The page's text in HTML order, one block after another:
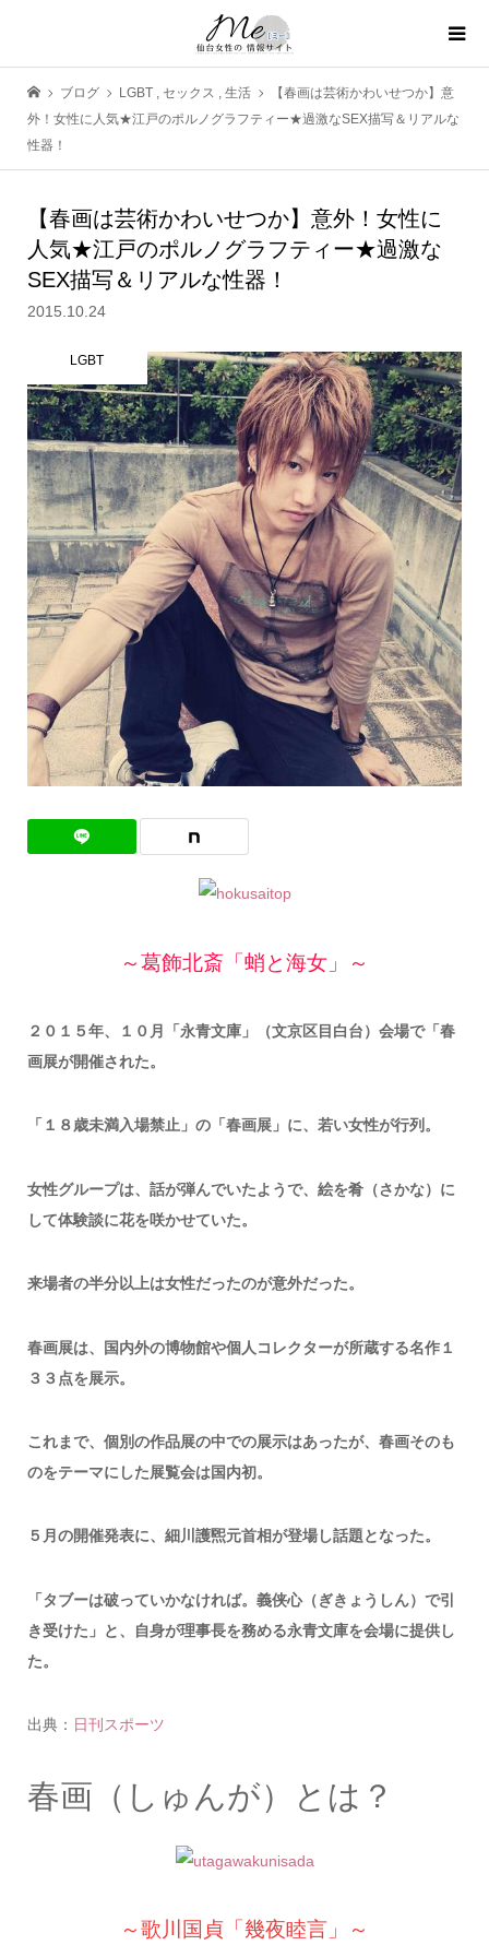
ブログ LGBT , セックス , 生活
【春画は芸術かわいせつか】意
外！女性に人気★江戸のポルノグラフティー★過激なSEX描写＆リアルな
性器！
【春画は芸術かわいせつか】意外！女性に
人気★江戸のポルノグラフティー★過激な
SEX描写＆リアルな性器！
2015.10.24
LGBT
～葛飾北斎「蛸と海女」～
２０１５年、１０月「永青文庫」（文京区目白台）会場で「春
画展が開催された。
「１８歳未満入場禁止」の「春画展」に、若い女性が行列。
女性グループは、話が弾んでいたようで、絵を肴（さかな）に
して体験談に花を咲かせていた。
来場者の半分以上は女性だったのが意外だった。
春画展は、国内外の博物館や個人コレクターが所蔵する名作１
３３点を展示。
これまで、個別の作品展の中での展示はあったが、春画そのも
のをテーマにした展覧会は国内初。
５月の開催発表に、細川護煕元首相が登場し話題となった。
「タブーは破っていかなければ。義侠心（ぎきょうしん）で引
き受けた」と、自身が理事長を務める永青文庫を会場に提供し
た。
出典： 日刊スポーツ
春画（しゅんが）とは？
～歌川国貞「幾夜睦言」～